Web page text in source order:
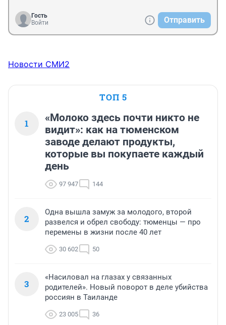
Гость
Войти
Отправить
Новости СМИ2
ТОП 5
1
«Молоко здесь почти никто не
видит»: как на тюменском
заводе делают продукты,
которые вы покупаете каждый
день
97 947 144
2
Одна вышла замуж за молодого, второй
развелся и обрел свободу: тюменцы — про
перемены в жизни после 40 лет
30 602 50
3
«Насиловал на глазах у связанных
родителей». Новый поворот в деле убийства
россиян в Таиланде
23 005 36